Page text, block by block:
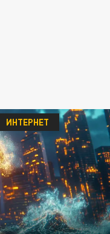
ИНТЕРНЕТ